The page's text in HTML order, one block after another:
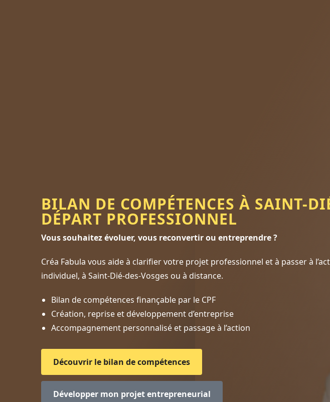
BILAN DE COMPÉTENCES À SAINT-
DÉPART PROFESSIONNEL
Vous souhaitez évoluer, vous reconvertir ou entreprendre ?
Créa Fabula vous aide à clarifier votre projet professionnel et à passer à
individuel, à Saint-Dié-des-Vosges ou à distance.
Bilan de compétences finançable par le CPF
Création, reprise et développement d’entreprise
Accompagnement personnalisé et passage à l’action
Découvrir le bilan de compétences
Développer mon projet entrepreneurial